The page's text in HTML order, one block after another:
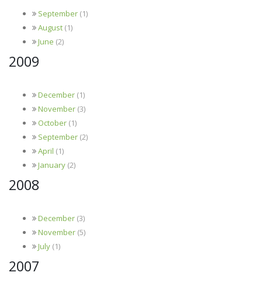
September (1)
August (1)
June (2)
2009
December (1)
November (3)
October (1)
September (2)
April (1)
January (2)
2008
December (3)
November (5)
July (1)
2007